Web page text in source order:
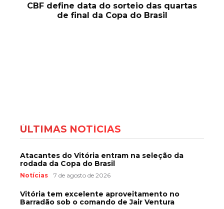
CBF define data do sorteio das quartas
de final da Copa do Brasil
ÚLTIMAS NOTÍCIAS
Atacantes do Vitória entram na seleção da
rodada da Copa do Brasil
Notícias 7 de agosto de 2026
Vitória tem excelente aproveitamento no
Barradão sob o comando de Jair Ventura